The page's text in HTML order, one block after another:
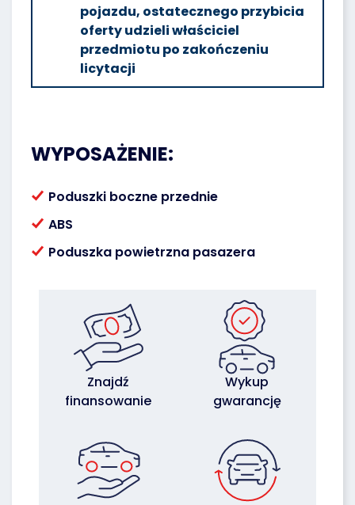
pojazdu, ostatecznego przybicia
oferty udzieli właściciel
przedmiotu po zakończeniu
licytacji
WYPOSAŻENIE:
Poduszki boczne przednie
ABS
Poduszka powietrzna pasazera
Znajdź
finansowanie
Wykup
gwarancję